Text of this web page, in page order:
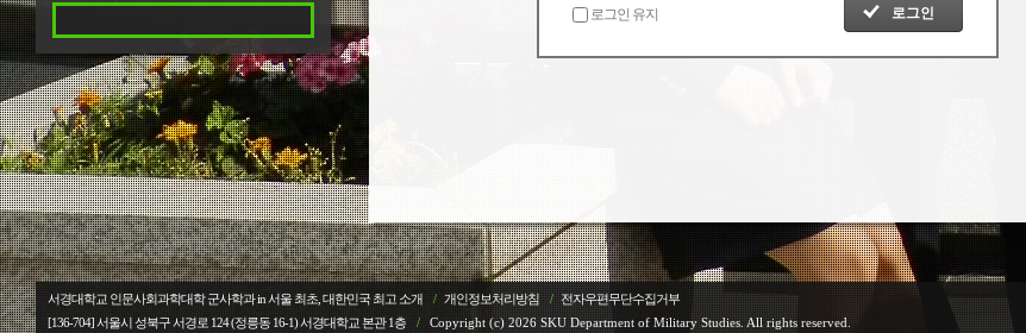
로그인 유지
서경대학교 인문사회과학대학 군사학과 in 서울 최초, 대한민국 최고 소개 / 개인정보처리방침 /
전자우편무단수집거부
[136-704] 서울시 성북구 서경로 124 (정릉동 16-1) 서경대학교본관 1층 / Copyright (c) 2026 SKU Department of Military Studies. All rights reserved.